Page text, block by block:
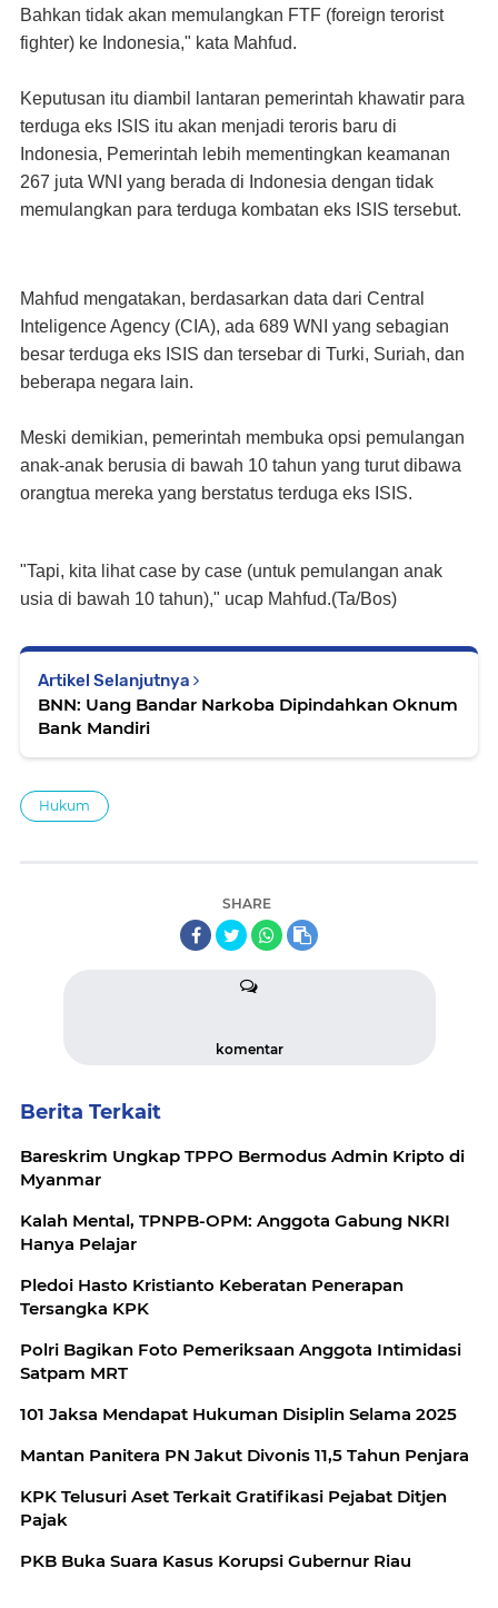
Bahkan tidak akan memulangkan FTF (foreign terorist
fighter) ke Indonesia," kata Mahfud.
Keputusan itu diambil lantaran pemerintah khawatir para
terduga eks ISIS itu akan menjadi teroris baru di
Indonesia, Pemerintah lebih mementingkan keamanan
267 juta WNI yang berada di Indonesia dengan tidak
memulangkan para terduga kombatan eks ISIS tersebut.
Mahfud mengatakan, berdasarkan data dari Central
Inteligence Agency (CIA), ada 689 WNI yang sebagian
besar terduga eks ISIS dan tersebar di Turki, Suriah, dan
beberapa negara lain.
Meski demikian, pemerintah membuka opsi pemulangan
anak-anak berusia di bawah 10 tahun yang turut dibawa
orangtua mereka yang berstatus terduga eks ISIS.
"Tapi, kita lihat case by case (untuk pemulangan anak
usia di bawah 10 tahun)," ucap Mahfud.(Ta/Bos)
Artikel Selanjutnya
BNN: Uang Bandar Narkoba Dipindahkan Oknum
Bank Mandiri
Hukum
SHARE
komentar
Berita Terkait
Bareskrim Ungkap TPPO Bermodus Admin Kripto di
Myanmar
Kalah Mental, TPNPB-OPM: Anggota Gabung NKRI
Hanya Pelajar
Pledoi Hasto Kristianto Keberatan Penerapan
Tersangka KPK
Polri Bagikan Foto Pemeriksaan Anggota Intimidasi
Satpam MRT
101 Jaksa Mendapat Hukuman Disiplin Selama 2025
Mantan Panitera PN Jakut Divonis 11,5 Tahun Penjara
KPK Telusuri Aset Terkait Gratifikasi Pejabat Ditjen
Pajak
PKB Buka Suara Kasus Korupsi Gubernur Riau